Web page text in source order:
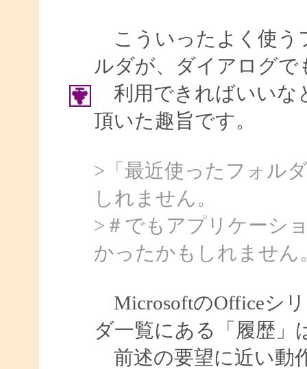
こういったよく使う
ルダが、ダイアログで
利用できればいいな
頂いた趣旨です。
>「最近使ったフォル
しれません。
>＃でもアプリケーシ
かったかもしれません
MicrosoftのOfficeシ
ダ一覧にある「履歴」
前述の要望に近い動